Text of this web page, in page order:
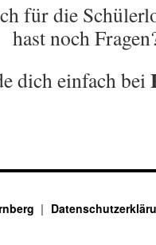
für die
hast noch
dich einfach bei